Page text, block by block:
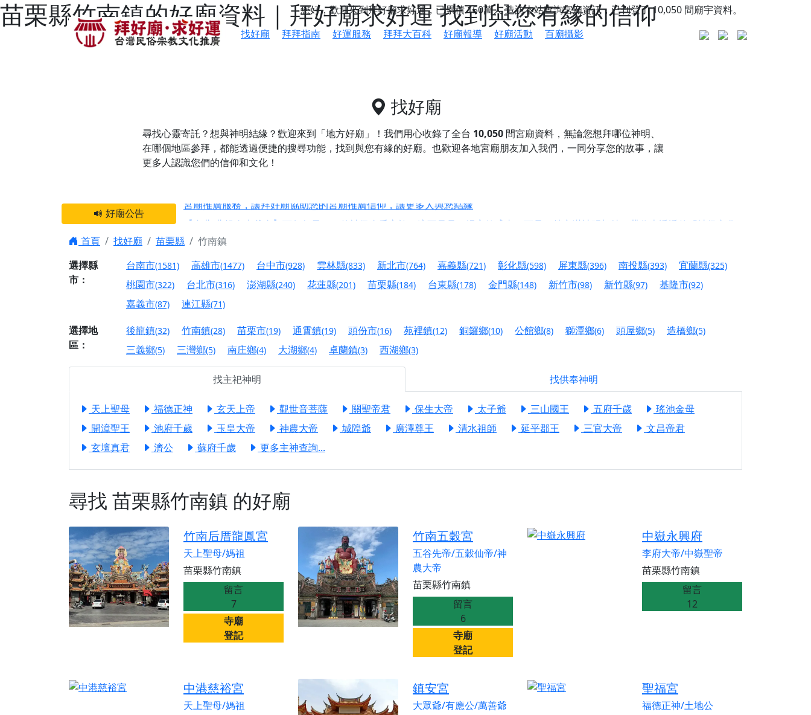
苗栗縣竹南鎮的好廟資料｜拜好廟求好運 找到與您有緣的信仰
您好，歡迎來到拜好廟求好運，已累積150萬人造訪本站查詢宮廟資訊，已刊登了10,050 間廟宇資料。
找好廟
拜拜指南 好運服務 拜拜大百科 好廟報導 好廟活動 百廟攝影
找好廟
尋找心靈寄託？想與神明結緣？歡迎來到「地方好廟」！我們用心收錄了全台 10,050 間宮廟資料，無論您想拜哪位神明、
在哪個地區參拜，都能透過便捷的搜尋功能，找到與您有緣的好廟。 也歡迎各地宮廟朋友加入我們，一同分享您的故事，讓
更多人認識您們的信仰和文化！
好廟公告
【台北 北投金虎爺會】丙午年最Chill的神級會香之旅，這不只是一場宗教盛事，更是一趟充滿神明加持、帶你走透透的「神級文化
之旅」！
【屏東縣獅子鄉 楓港清華山聖天宮】驪山母娘聖誕暨中元普渡大法會，誠邀十方善信大德，一同回到母娘慈悲座前，祈福納祥、慎
終追遠、廣植福田
【桃園市 桃園蓮華寺】盂蘭盆中元報恩法會，這場法會不只是超薦與普渡，更是一份對祖先的感恩、對親人的思念，也是為家人祈
【桃園龜山 慈恩宮】丙午年梁皇寶懺法會，一念虔誠禮寶懺，一分懺悔植福田，誠邀十方善信大德共同參與。
【新北貢寮 南極玉明殿】中元普渡大法會，誠摯歡迎十方善信大德隨喜贊普，為祖先親眷祈求安息，也為自身與家人累積福德、種
下善緣。
【桃園慈善宮(天公廟)】中元普渡交給專業的來，省時省力又積福！「玉皇大帝 大天尊」 親自坐鎮主法！幫你累積的功德福報自然
是「超級加倍」！
【台北北投 福慶宮】慶讚中元普渡法會，誠摯邀請十方善信大德，一同回到北投土地公埔，祈願闔家平安、地方祥和、福運綿長。
【桃園龜山 慈恩宮】瑤池金母聖誕祝壽盛典，邀請十方善信大德蒞臨參香祝壽，同沐母娘慈光，共祈平安吉祥
【台北北投金虎爺會】父親節陪爸爸一起闖關趣，邀請大小朋友一起留下珍貴的家庭回憶
【新北八里 紫德宮】父親節奉茶感恩活動，一杯茶，一份心意；一句感謝，一生難忘。
歡迎友廟長官、小編加入我們LINE官方帳號，讓我們協助您的廟宇推廣。
歡迎信眾分享您前往廟宇的參拜體驗，推廣您的信仰
首頁 找好廟 苗栗縣
竹南鎮
選擇縣
市：
台南市(1581) 高雄市(1477) 台中市(928) 雲林縣(833) 新北市(764) 嘉義縣(721) 彰化縣(598) 屏東縣(396) 南投縣(393) 宜蘭縣(325)
桃園市(322) 台北市(316) 澎湖縣(240) 花蓮縣(201) 苗栗縣(184) 台東縣(178) 金門縣(148) 新竹市(98) 新竹縣(97) 基隆市(92)
嘉義市(87) 連江縣(71)
選擇地
區：
後龍鎮(32) 竹南鎮(28) 苗栗市(19) 通霄鎮(19) 頭份市(16) 苑裡鎮(12) 銅鑼鄉(10) 公館鄉(8) 獅潭鄉(6) 頭屋鄉(5) 造橋鄉(5)
三義鄉(5) 三灣鄉(5) 南庄鄉(4) 大湖鄉(4) 卓蘭鎮(3) 西湖鄉(3)
找主祀神明 找供奉神明
天上聖母 福德正神 玄天上帝 觀世音菩薩 關聖帝君 保生大帝 太子爺 三山國王 五府千歲
瑤池金母
開漳聖王
池府千歲 玉皇大帝 神農大帝 城隍爺 廣澤尊王 清水祖師 延平郡王 三官大帝
文昌帝君
玄壇真君
濟公 蘇府千歲 更多主神查詢...
尋找 苗栗縣竹南鎮 的好廟
竹南后厝龍鳳宮
天上聖母/媽祖
苗栗縣竹南鎮
留言
7
寺廟
登記
竹南五穀宮
五谷先帝/五穀仙帝/神
農大帝
苗栗縣竹南鎮
留言
6
寺廟
登記
中嶽永興府
李府大帝/中嶽聖帝
苗栗縣竹南鎮
留言
12
中港慈裕宮
天上聖母/媽祖
鎮安宮
大眾爺/有應公/萬善爺
聖福宮
福德正神/土地公